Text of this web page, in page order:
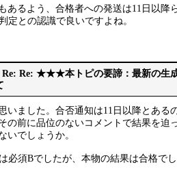
あるよう、合格者への発送は11日以
定との認識で良いですよね。
Re: Re: ★★★本トピの要諦：最新の生
いました。合否通知は11日以降とあ
の前に品位のないコメントで結果を
いでしょうか。
必須Bでしたが、本物の結果は合格で